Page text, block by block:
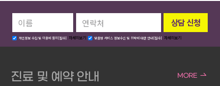
개인정보 수집 및 이용에 동의[필수] 자세히보기 맞춤형 서비스 정보수신 및 위탁에 대한 안내[필수] 자세히보기
진료 및 예약 안내 MORE